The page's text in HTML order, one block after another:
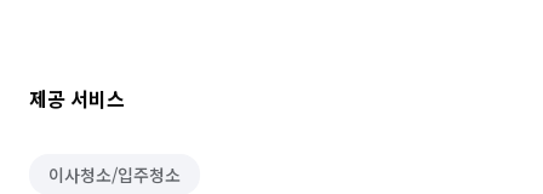
제공 서비스
이사청소/입주청소